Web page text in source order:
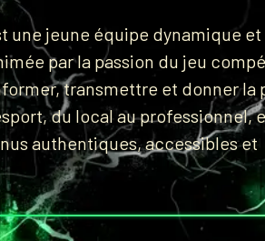
une jeune équipe dynamique et
par la passion du jeu
transmettre et donner la
du local au professionnel,
authentiques, accessibles et